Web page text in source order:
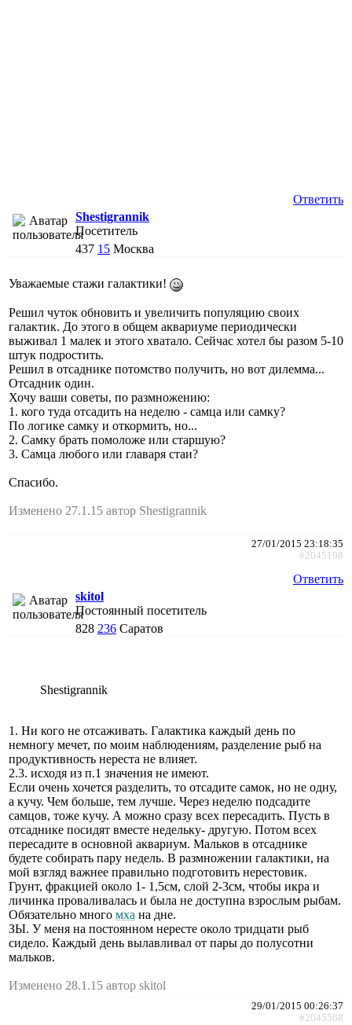
Ответить
Shestigrannik
Посетитель
437 15 Москва
Уважаемые стажи галактики!
Решил чуток обновить и увеличить популяцию своих
галактик. До этого в общем аквариуме периодически
выживал 1 малек и этого хватало. Сейчас хотел бы разом 5-10
штук подростить.
Решил в отсаднике потомство получить, но вот дилемма...
Отсадник один.
Хочу ваши советы, по размножению:
1. кого туда отсадить на неделю - самца или самку?
По логике самку и откормить, но...
2. Самку брать помоложе или старшую?
3. Самца любого или главаря стаи?
Спасибо.
Изменено 27.1.15 автор Shestigrannik
27/01/2015 23:18:35
#2045198
Ответить
skitol
Постоянный посетитель
828 236 Саратов
Shestigrannik
1. Ни кого не отсаживать. Галактика каждый день по
немногу мечет, по моим наблюдениям, разделение рыб на
продуктивность нереста не влияет.
2.3. исходя из п.1 значения не имеют.
Если очень хочется разделить, то отсадите самок, но не одну,
а кучу. Чем больше, тем лучше. Через неделю подсадите
самцов, тоже кучу. А можно сразу всех пересадить. Пусть в
отсаднике посидят вместе недельку- другую. Потом всех
пересадите в основной аквариум. Мальков в отсаднике
будете собирать пару недель. В размножении галактики, на
мой взгляд важнее правильно подготовить нерестовик.
Грунт, фракцией около 1- 1,5см, слой 2-3см, чтобы икра и
личинка проваливалась и была не доступна взрослым рыбам.
Обязательно много мха на дне.
ЗЫ. У меня на постоянном нересте около тридцати рыб
сидело. Каждый день вылавливал от пары до полусотни
мальков.
Изменено 28.1.15 автор skitol
29/01/2015 00:26:37
#2045568